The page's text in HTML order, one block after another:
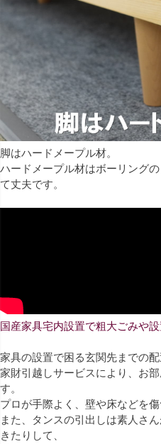
脚はハードメープル材。
ハードメープル材はボーリング
て丈夫です。
国産家具宅内設置で粗大ごみや
家具の設置で困る玄関先までの配
家財引越しサービスにより、お
す。
プロが手際よく、壁や床などを
また、タンスの引出しは素人さ
きたりして、